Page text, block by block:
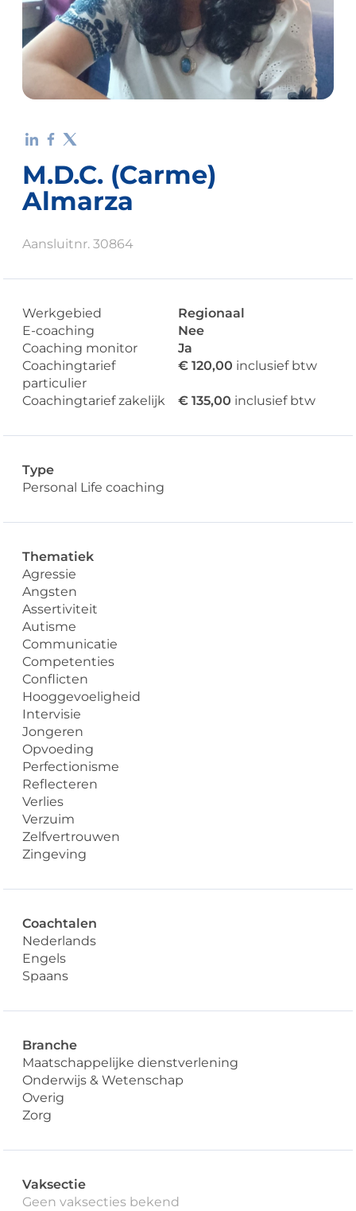
M.D.C. (Carme)
Almarza
Aansluitnr. 30864
Werkgebied
Regionaal
E-coaching
Nee
Coaching monitor
Ja
Coachingtarief
particulier
€ 120,00 inclusief btw
Coachingtarief zakelijk € 135,00 inclusief btw
Type
Personal Life coaching
Thematiek
Agressie
Angsten
Assertiviteit
Autisme
Communicatie
Competenties
Conflicten
Hooggevoeligheid
Intervisie
Jongeren
Opvoeding
Perfectionisme
Reflecteren
Verlies
Verzuim
Zelfvertrouwen
Zingeving
Coachtalen
Nederlands
Engels
Spaans
Branche
Maatschappelijke dienstverlening
Onderwijs & Wetenschap
Overig
Zorg
Vaksectie
Geen vaksecties bekend